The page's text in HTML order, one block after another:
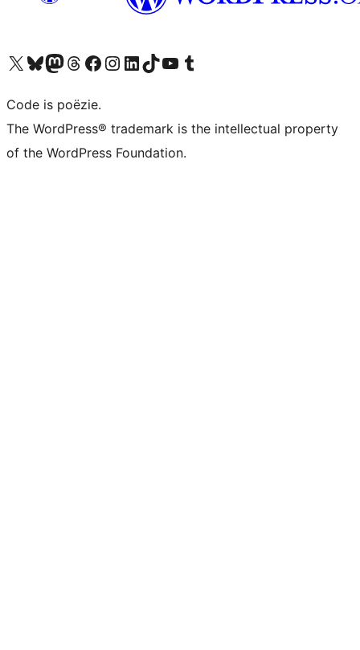
Bezoek ons X (voorheen Twitter) account
Bezoek ons Bluesky account
Bezoek ons Mastodon account
Bezoek ons Threads account
Onze Facebook pagina bezoeken
Bezoek ons Instagram account
Bezoek ons LinkedIn account
Bezoek ons TikTok account
Bezoek ons YouTube kanaalBezoek ons Tumblr account
Code is poëzie.
The WordPress® trademark is the intellectual property
of the WordPress Foundation.